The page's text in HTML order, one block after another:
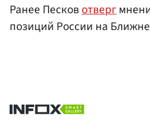
Ранее Песковотверг
позиций России на